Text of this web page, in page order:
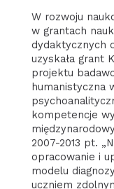
W rozwoju
w grantach
dydaktycznych
uzyskała grant
projektu
humanistyczna
kompetencje
2007-2013 pt.
opracowanie i
modelu
uczniem